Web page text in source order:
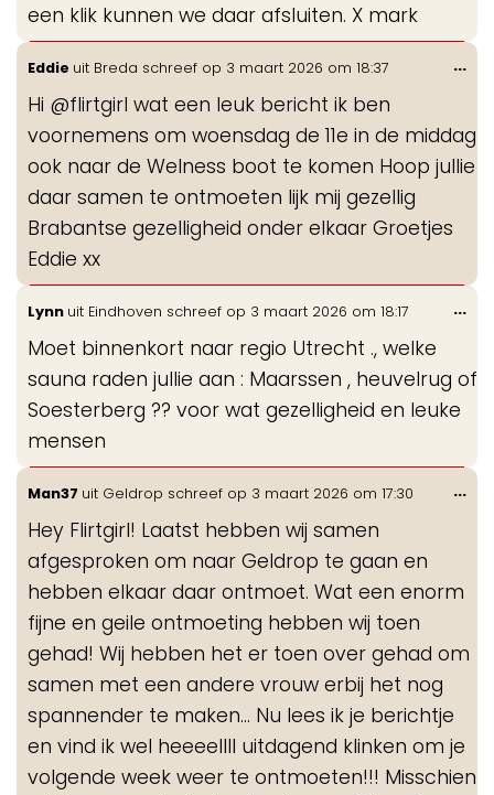
een klik kunnen we daar afsluiten. X mark
Eddie uit Breda schreef op 3 maart 2026 om 18:37
Hi @flirtgirl wat een leuk bericht ik ben
voornemens om woensdag de 11e in de middag
ook naar de Welness boot te komen Hoop jullie
daar samen te ontmoeten lijk mij gezellig
Brabantse gezelligheid onder elkaar Groetjes
Eddie xx
...
Lynn uit Eindhoven schreef op 3 maart 2026 om 18:17
Moet binnenkort naar regio Utrecht ., welke
sauna raden jullie aan : Maarssen , heuvelrug of
Soesterberg ?? voor wat gezelligheid en leuke
mensen
...
Man37 uit Geldrop schreef op 3 maart 2026 om 17:30
Hey Flirtgirl! Laatst hebben wij samen
afgesproken om naar Geldrop te gaan en
hebben elkaar daar ontmoet. Wat een enorm
fijne en geile ontmoeting hebben wij toen
gehad! Wij hebben het er toen over gehad om
samen met een andere vrouw erbij het nog
spannender te maken... Nu lees ik je berichtje
en vind ik wel heeeellll uitdagend klinken om je
volgende week weer te ontmoeten!!! Misschien
...